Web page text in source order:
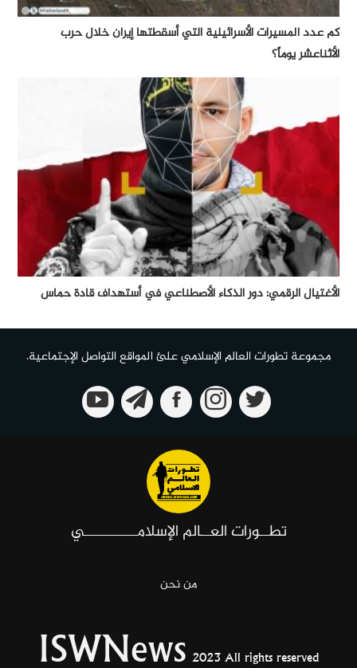
كم عدد المسيرات الأسرائيلية التي أسقطتها إيران خلال حرب
الأثناعشر يوماً؟
الأغتيال الرقمي: دور الذكاء الأصطناعي في أستهداف قادة حماس
مجموعة تطورات العالم الإسلامي علئ المواقع التواصل الإجتماعية.
تطــورات العــالم الإسلامـــــــــــي
من نحن
ISWNews 2023 All rights reserved